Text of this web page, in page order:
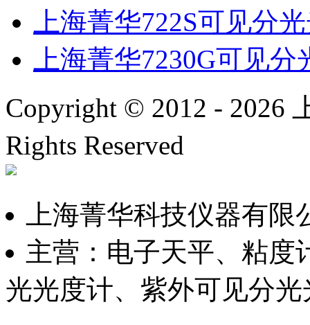
上海菁华722S可见分
上海菁华7230G可见
Copyright © 2012 - 2026
Rights Reserved
上海菁华科技仪器有
主营：电子天平、粘度
光光度计、紫外可见分光